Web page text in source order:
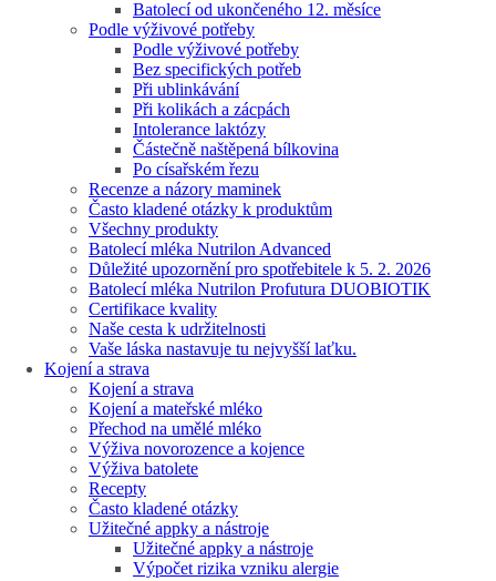
Batolecí od ukončeného 12. měsíce
Podle výživové potřeby
Podle výživové potřeby
Bez specifických potřeb
Při ublinkávání
Při kolikách a zácpách
Intolerance laktózy
Částečně naštěpená bílkovina
Po císařském řezu
Recenze a názory maminek
Často kladené otázky k produktům
Všechny produkty
Batolecí mléka Nutrilon Advanced
Důležité upozornění pro spotřebitele k 5. 2. 2026
Batolecí mléka Nutrilon Profutura DUOBIOTIK
Certifikace kvality
Naše cesta k udržitelnosti
Vaše láska nastavuje tu nejvyšší laťku.
Kojení a strava
Kojení a strava
Kojení a mateřské mléko
Přechod na umělé mléko
Výživa novorozence a kojence
Výživa batolete
Recepty
Často kladené otázky
Užitečné appky a nástroje
Užitečné appky a nástroje
Výpočet rizika vzniku alergie